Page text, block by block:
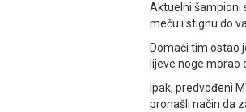
Aktuelni šampioni
meču i stignu do
Domaći tim ostao
lijeve noge morao
Ipak, predvođeni
pronašli način da